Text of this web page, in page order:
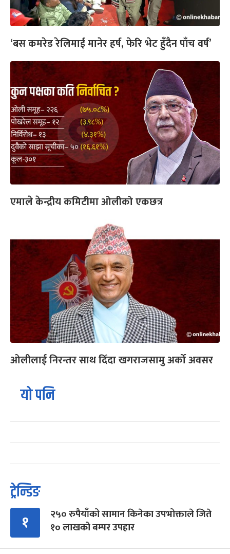
‘बस कमरेड रेलिमाई मानेर हर्ष, फेरि भेट हुँदैन पाँच वर्ष’
एमाले केन्द्रीय कमिटीमा ओलीको एकछत्र
ओलीलाई निरन्तर साथ दिँदा खगराजसामु अर्को अवसर
यो पनि
ट्रेन्डिङ
१
२५० रुपैयाँको सामान किनेका उपभोक्ताले जिते
१० लाखको बम्पर उपहार